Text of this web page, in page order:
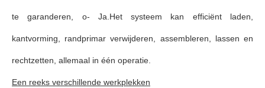
te garanderen , o- Ja. Het systeem kan efficiënt laden,
kantvorming, randprimar verwijderen, assembleren, lassen en
rechtzetten, allemaal in één operatie.
Een reeks verschillende werkplekken